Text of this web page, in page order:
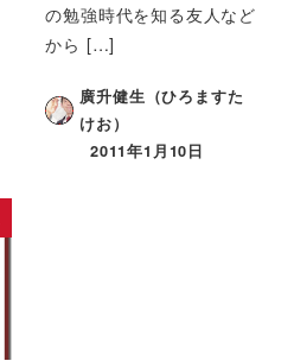
の勉強時代を知る友人など
から […]
廣升健生（ひろますた
けお）
2011年1月10日